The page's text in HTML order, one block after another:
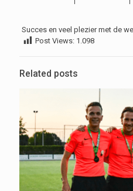
Succes en veel plezier met de
Post Views: 1.098
Related posts